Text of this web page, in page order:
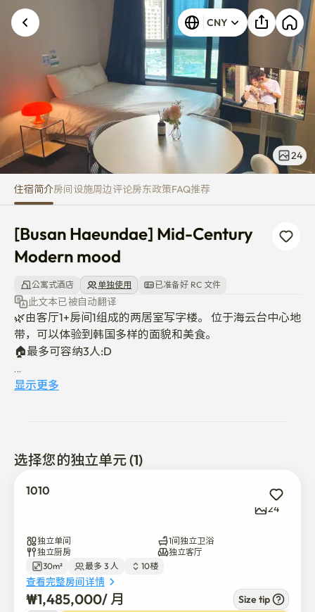
[Busan Haeundae] Mid-
CNY
24
住宿简介房间设施周边评论房东政策FAQ推荐
[Busan Haeundae] Mid-Century
Modern mood
公寓式酒店 单独使用 已准备好 RC 文件
此文本已被自动翻译
🌿由客厅1+房间1组成的两居室写字楼。 位于海云台中心地
带，可以体验到韩国多样的面貌和美食。
🏠最多可容纳3人:D
💟 宿舍全部客房绝对禁烟。 (发生特殊费用)
💟 禁止携带宠物。 （揭发时发生费用）
💟 禁止派对或活动。
💟 退房(退房)时确认的破损和丢失物品,确认责任所在后可
🚉 海云台站步行5分钟
🌊 徒步10分钟海水浴场
🛌🏻 超级单人床/Queen床
📺Netflix / YouTube 仅限观看
显示更多
选择您的独立单元 (1)
1010
24
独立单间
1间独立卫浴
独立厨房
独立客厅
30m²
最多 3 人 10楼
查看完整房间详情
₩1,485,000/ 月 Size tip